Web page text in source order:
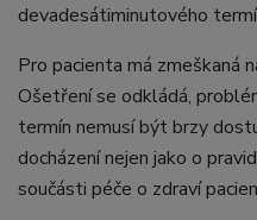
devadesátiminutového
Pro pacienta má zmeškaná
Ošetření se odkládá,
termín nemusí být brzy
docházení nejen jako o
součásti péče o zdraví